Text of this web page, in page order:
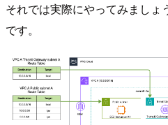
それでは実際にやってみましょ
です。